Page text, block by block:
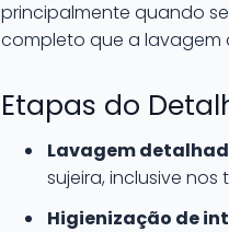
principalmente quando
completo que a lavagem
Etapas do
Lavagem
sujeira, inclusive
Higienização de